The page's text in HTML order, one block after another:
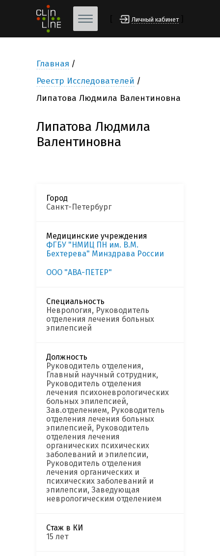
Личный кабинет
Главная
Реестр Исследователей
Липатова Людмила Валентиновна
Липатова Людмила
Валентиновна
Город
Санкт-Петербург
Медицинские учреждения
ФГБУ "НМИЦ ПН им. В.М.
Бехтерева" Минздрава России
ООО "АВА-ПЕТЕР"
Специальность
Неврология, Руководитель
отделения лечения больных
эпилепсией
Должность
Руководитель отделения,
Главный научный сотрудник,
Руководитель отделения
лечения психоневрологических
больных эпилепсией,
Зав.отделением, Руководитель
отделения лечения больных
эпилепсией, Руководитель
отделения лечения
органических психических
заболеваний и эпилепсии,
Руководитель отделения
лечения органических и
психических заболеваний и
эпилепсии, Заведующая
неврологическим отделением
Стаж в КИ
15 лет